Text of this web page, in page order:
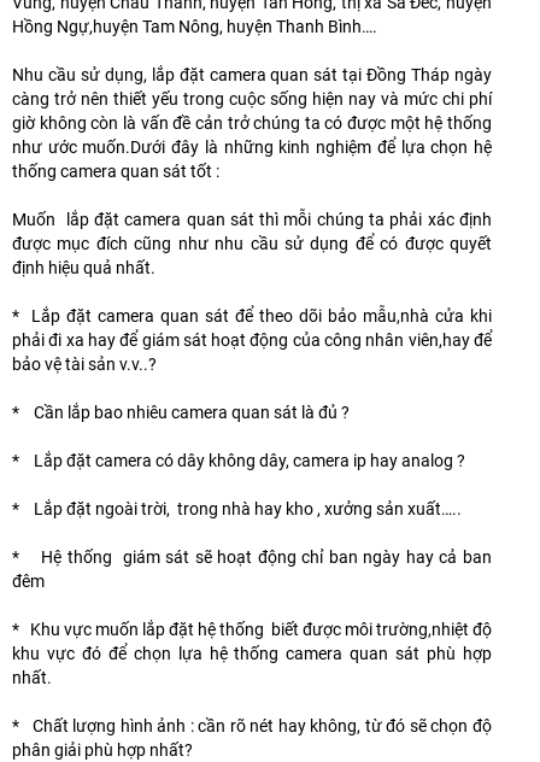
Hồng Ngự,huyện Tam Nông, huyện Thanh Bình….
Nhu cầu sử dụng, lắp đặt camera quan sát tại Đồng Tháp ngày
càng trở nên thiết yếu trong cuộc sống hiện nay và mức chi phí
giờ không còn là vấn đề cản trở chúng ta có được một hệ thống
như ước muốn.Dưới đây là những kinh nghiệm để lựa chọn hệ
thống camera quan sát tốt :
Muốn lắp đặt camera quan sát thì mỗi chúng ta phải xác định
được mục đích cũng như nhu cầu sử dụng để có được quyết
định hiệu quả nhất.
* Lắp đặt camera quan sát để theo dõi bảo mẫu,nhà cửa khi
phải đi xa hay để giám sát hoạt động của công nhân viên,hay để
bảo vệ tài sản v.v..?
* Cần lắp bao nhiêu camera quan sát là đủ ?
* Lắp đặt camera có dây không dây, camera ip hay analog ?
* Lắp đặt ngoài trời, trong nhà hay kho , xưởng sản xuất…..
* Hệ thống giám sát sẽ hoạt động chỉ ban ngày hay cả ban
đêm
* Khu vực muốn lắp đặt hệ thống biết được môi trường,nhiệt độ
khu vực đó để chọn lựa hệ thống camera quan sát phù hợp
nhất.
* Chất lượng hình ảnh : cần rõ nét hay không, từ đó sẽ chọn độ
phân giải phù hợp nhất?